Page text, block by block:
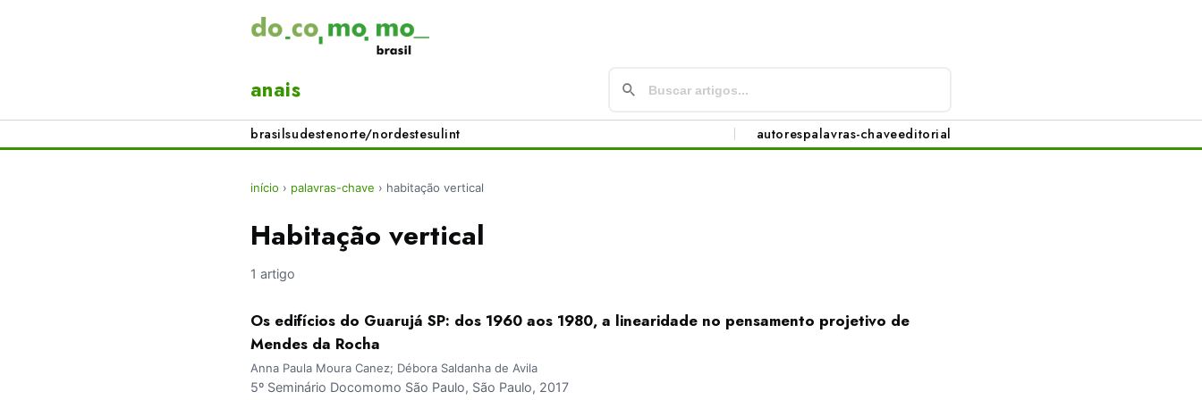
anais
brasilsudestenorte/nordestesulint autorespalavras-chaveeditorial
início › palavras-chave › habitação vertical
Habitação vertical
1 artigo
Os edifícios do Guarujá SP: dos 1960 aos 1980, a linearidade no pensamento projetivo de
Mendes da Rocha
Anna Paula Moura Canez; Débora Saldanha de Avila
5º Seminário Docomomo São Paulo, São Paulo, 2017